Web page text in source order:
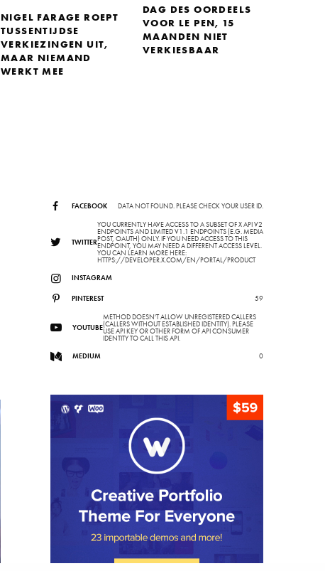
NIGEL FARAGE ROEPT
TUSSENTIJDSE
VERKIEZINGEN UIT,
MAAR NIEMAND
WERKT MEE
DAG DES OORDEELS
VOOR LE PEN, 15
MAANDEN NIET
VERKIESBAAR
FACEBOOK DATA NOT FOUND. PLEASE CHECK YOUR USER ID.
TWITTER
YOU CURRENTLY HAVE ACCESS TO A SUBSET OF X API V2
ENDPOINTS AND LIMITED V1.1 ENDPOINTS (E.G. MEDIA
POST, OAUTH) ONLY. IF YOU NEED ACCESS TO THIS
ENDPOINT, YOU MAY NEED A DIFFERENT ACCESS LEVEL.
YOU CAN LEARN MORE HERE:
HTTPS://DEVELOPER.X.COM/EN/PORTAL/PRODUCT
INSTAGRAM
PINTEREST 59
YOUTUBE
METHOD DOESN'T ALLOW UNREGISTERED CALLERS
(CALLERS WITHOUT ESTABLISHED IDENTITY). PLEASE
USE API KEY OR OTHER FORM OF API CONSUMER
IDENTITY TO CALL THIS API.
MEDIUM
0